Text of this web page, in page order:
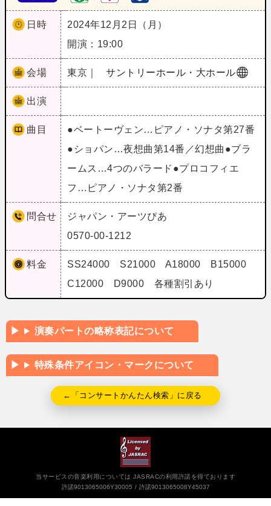
日時
2024年12月2日（月）
開演：19:00
会場 東京｜ サントリーホール・大ホール
出演
曲目
●ベートーヴェン…ピアノ・ソナタ第27番
●ショパン…夜想曲第14番／幻想曲●ブラ
ームス…4つのバラード●プロコフィエ
フ…ピアノ・ソナタ第2番
問合せ
ジャパン・アーツぴあ
0570-00-1212
料金
SS24000 S21000 A18000 B15000
C12000 D9000 各種割引あり
演奏パートの略称表記について
特殊条件アイコン・マークについて
←「コンサートかんたん検索」に戻る
当サービスの音楽利用については JASRACの利用許諾を得ております
許諾9013065006Y30005
許諾9013065008Y45037